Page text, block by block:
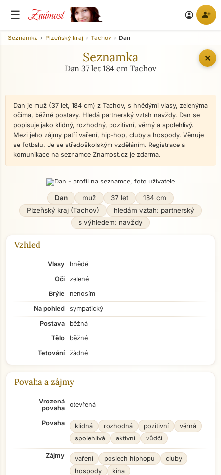
☰ Známost account_circle person_add
✕
Seznamka Plzeňský kraj Tachov Dan
Seznamka
Dan 37 let 184 cm Tachov
Dan je muž (37 let, 184 cm) z Tachov, s hnědými vlasy, zelenýma
očima, běžné postavy. Hledá partnerský vztah navždy. Dan se
popisuje jako klidný, rozhodný, pozitivní, věrný a spolehlivý.
Mezi jeho zájmy patří vaření, hip-hop, cluby a hospody. Věnuje
se fotbalu. Je se středoškolským vzděláním. Registrace a
komunikace na seznamce Znamost.cz je zdarma.
Dan muž 37 let
184 cm
Plzeňský kraj (Tachov)
hledám vztah: partnerský
s výhledem: navždy
Vzhled
Vlasy
hnědé
Oči
zelené
Brýle
nenosím
Na pohled
sympatický
Postava
běžná
Tělo
běžné
Tetování
žádné
Povaha a zájmy
Vrozená
povaha
otevřená
Povaha klidná rozhodná pozitivní
věrná
spolehlivá
aktivní vůdčí
Zájmy vaření poslech hiphopu
cluby
hospody
kina